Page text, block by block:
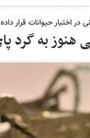
اختیار حیوانات قرار
به گرد